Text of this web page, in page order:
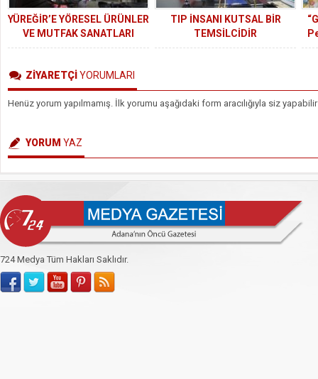
YÜREĞİR’E YÖRESEL ÜRÜNLER
VE MUTFAK SANATLARI
MERKEZİ KURULUYOR
TIP İNSANI KUTSAL BİR
TEMSİLCİDİR
ZİYARETÇİYORUMLARI
Henüz yorum yapılmamış. İlk yorumu aşağıdaki form aracılığıyla siz
YORUM YAZ
724 Medya Tüm Hakları Saklıdır.